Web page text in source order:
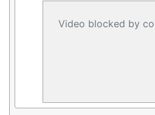
Video blocked by